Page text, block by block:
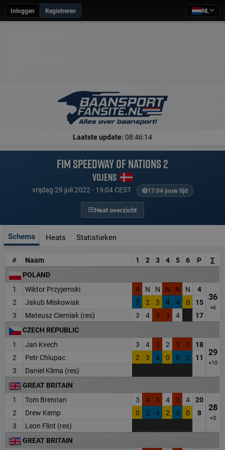
Inloggen Registreren NL
Laatste update: 08:46:14
FIM Speedway of Nations 2
Vojens
vrijdag 29 juli 2022 - 19:04 CEST 17:04 jouw tijd
Heat overzicht
Schema Heats Statistieken
# Naam 1 2 3 4 5 6 P
∑
POLAND
1
Wiktor Przyjemski 4 N N N N N 4
36
+6
2 Jakub Miskowiak 2 2 3 4 4 0
15
3
Mateusz Cierniak (res) 3 4 3 3 4
17
CZECH REPUBLIC
1
Jan Kvech 3 4 3 2 3 3 18
29
+10
2 Petr Chlupac 2 3 4 0 0 2
11
3
Daniel Klima (res)
GREAT BRITAIN
1
Tom Brennan 3 4 3 4 2 4 20
28
+3
2 Drew Kemp 0 2 4 2 d 0
8
3
Leon Flint (res)
GREAT BRITAIN